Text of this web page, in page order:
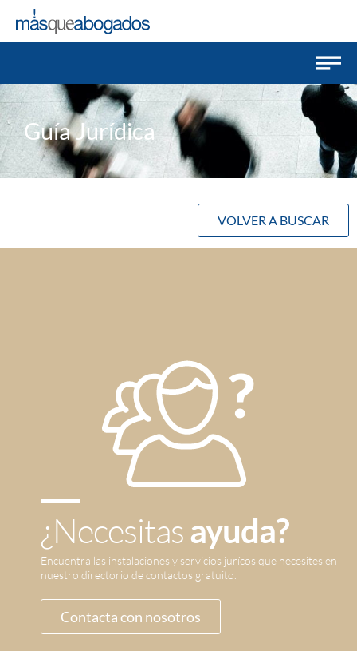
Guía Jurídica
VOLVER A BUSCAR
¿Necesitasayuda?
Encuentra las instalaciones y servicios jurícos que necesites en
nuestro directorio de contactos gratuito.
Contacta con nosotros